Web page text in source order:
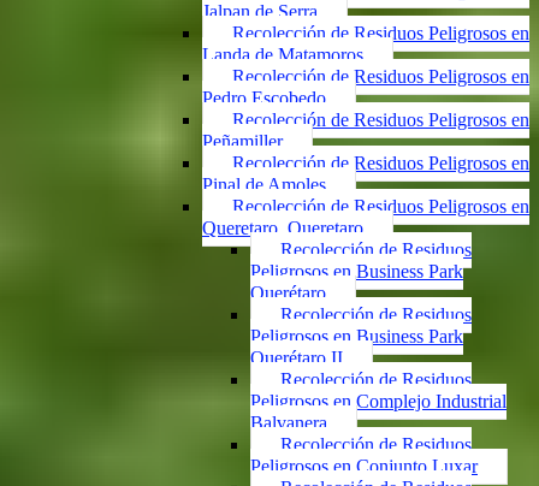
Jalpan de Serra
Recolección de Residuos Peligrosos en
Landa de Matamoros
Recolección de Residuos Peligrosos en
Pedro Escobedo
Recolección de Residuos Peligrosos en
Peñamiller
Recolección de Residuos Peligrosos en
Pinal de Amoles
Recolección de Residuos Peligrosos en
Queretaro, Queretaro
Recolección de Residuos
Peligrosos en Business Park
Querétaro
Recolección de Residuos
Peligrosos en Business Park
Querétaro II
Recolección de Residuos
Peligrosos en Complejo Industrial
Balvanera
Recolección de Residuos
Peligrosos en Conjunto Luxar